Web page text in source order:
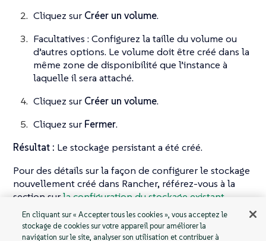
Cliquez sur Créer un volume.
Facultatives : Configurez la taille du volume ou
d’autres options. Le volume doit être créé dans la
même zone de disponibilité que l’instance à
laquelle il sera attaché.
Cliquez sur Créer un volume.
Cliquez sur Fermer.
Résultat : Le stockage persistant a été créé.
Pour des détails sur la façon de configurer le stockage
nouvellement créé dans Rancher, référez-vous à la
section surla configuration du stockage existant.
En cliquant sur « Accepter tous les cookies », vous acceptez le
stockage de cookies sur votre appareil pour améliorer la
navigation sur le site, analyser son utilisation et contribuer à